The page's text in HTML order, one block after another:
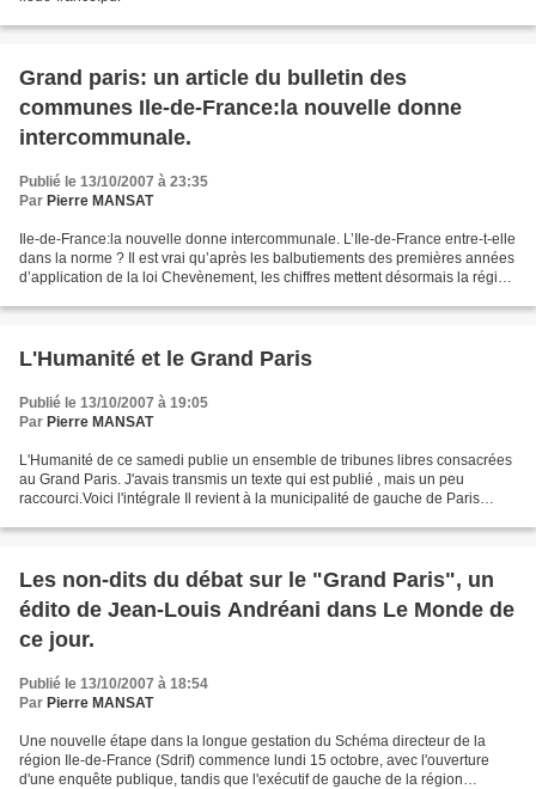
Grand paris: un article du bulletin des
communes Ile-de-France:la nouvelle donne
intercommunale.
Publié le 13/10/2007 à 23:35
Par Pierre MANSAT
Ile-de-France:la nouvelle donne intercommunale. L’Ile-de-France entre-t-elle
dans la norme ? Il est vrai qu’après les balbutiements des premières années
d’application de la loi Chevènement, les chiffres mettent désormais la région
L'Humanité et le Grand Paris
Publié le 13/10/2007 à 19:05
Par Pierre MANSAT
L'Humanité de ce samedi publie un ensemble de tribunes libres consacrées
au Grand Paris. J'avais transmis un texte qui est publié , mais un peu
raccourci.Voici l'intégrale Il revient à la municipalité de gauche de Paris
Les non-dits du débat sur le "Grand Paris", un
édito de Jean-Louis Andréani dans Le Monde de
ce jour.
Publié le 13/10/2007 à 18:54
Par Pierre MANSAT
Une nouvelle étape dans la longue gestation du Schéma directeur de la
région Ile-de-France (Sdrif) commence lundi 15 octobre, avec l'ouverture
d'une enquête publique, tandis que l'exécutif de gauche de la région